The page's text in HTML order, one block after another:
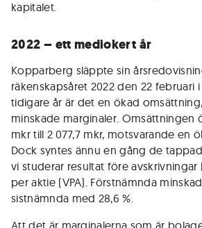
kapitalet.
2022 – ett mediokert år
Kopparberg släppte sin
räkenskapsåret 2022 den 22 februari
tidigare år är det en ökad
minskade marginaler. Omsättningen
mkr till 2 077,7 mkr, motsvarande en
Dock syntes ännu en gång de
vi studerar resultat före avskrivningar
per aktie (VPA). Förstnämnda
sistnämnda med 28,6 %.
Att det är marginalerna som är